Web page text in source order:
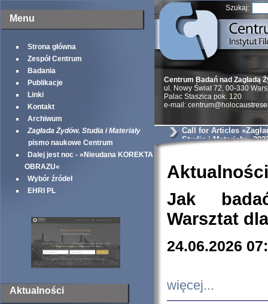
Menu
Strona główna
Zespół Centrum
Badania
Publikacje
Linki
Kontakt
Archiwum
Zagłada Żydów. Studia i Materiały
pismo naukowe Centrum
Dalej jest noc - »Nieudana KOREKTA
OBRAZU«
Wybór źródeł
EHRI PL
Aktualności
Szukaj:
Centrum Badań nad Zagładą
ul. Nowy Świat 72, 00-330
Palac Staszica pok. 120
e-mail:
Call for Articles
Studia i Materiały«
Aktualności
Jak
Warsztat
24.06.2026
więcej...